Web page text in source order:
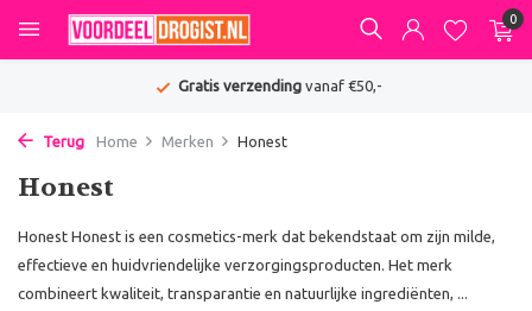
0
Gratis verzendingvanaf €50,-
Terug Home Merken Honest
Honest
Honest Honest is een cosmetics-merk dat bekendstaat om zijn milde,
effectieve en huidvriendelijke verzorgingsproducten. Het merk
combineert kwaliteit, transparantie en natuurlijke ingrediënten, ...